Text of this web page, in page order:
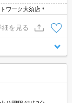
ワーク大須店＊
細を見る